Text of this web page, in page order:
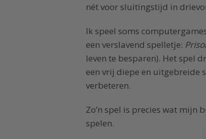
nét voor sluitingstijd in
Ik speel soms
een verslavend spelletje:
leven te besparen). Het spel
een vrij diepe en uitgebreide
verbeteren.
Zo’n spel is precies wat mijn
spelen.